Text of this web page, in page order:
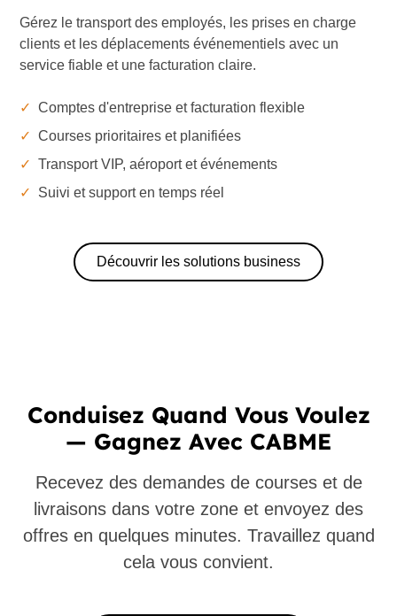
Gérez le transport des employés, les prises en charge
clients et les déplacements événementiels avec un
service fiable et une facturation claire.
✓
Comptes d'entreprise et facturation flexible
✓
Courses prioritaires et planifiées
✓
Transport VIP, aéroport et événements
✓
Suivi et support en temps réel
Découvrir les solutions business
Conduisez Quand Vous Voulez
— Gagnez Avec CABME
Recevez des demandes de courses et de
livraisons dans votre zone et envoyez des
offres en quelques minutes. Travaillez quand
cela vous convient.